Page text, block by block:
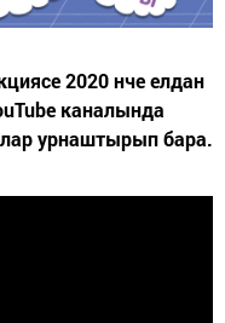
2020 нче елдан
каналында
урнаштырып бара.